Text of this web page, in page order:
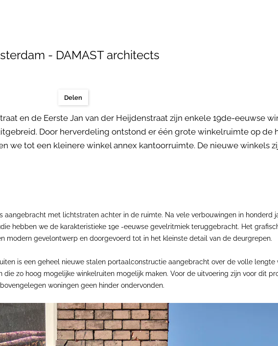
- DAMAST architects
Delen
en de Eerste Jan van der Heijdenstraat zijn enkele 19de-eeuwse
Door herverdeling ontstond er één grote winkelruimte op de
we tot een kleinere winkel annex kantoorruimte. De nieuwe winkels
met lichtstraten achter in de ruimte. Na vele verbouwingen in honderd
hebben we de karakteristieke 19e -eeuwse gevelritmiek teruggebracht. Het
modern gevelontwerp en doorgevoerd tot in het kleinste detail van de deurgrepen.
is een geheel nieuwe stalen portaalconstructie aangebracht over de volle lengte
zo hoog mogelijke winkelruiten mogelijk maken. Voor de uitvoering zijn voor dit
woningen geen hinder ondervonden.